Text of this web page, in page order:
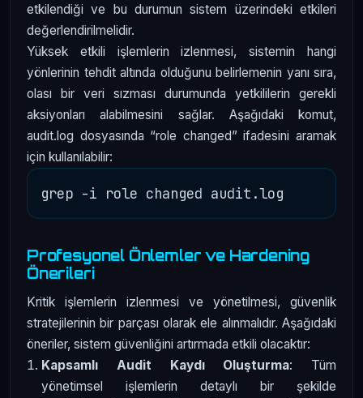
etkilendiği ve bu durumun sistem üzerindeki etkileri
değerlendirilmelidir.
Yüksek etkili işlemlerin izlenmesi, sistemin hangi
yönlerinin tehdit altında olduğunu belirlemenin yanı sıra,
olası bir veri sızması durumunda yetkililerin gerekli
aksiyonları alabilmesini sağlar. Aşağıdaki komut,
audit.log dosyasında “role changed” ifadesini aramak
için kullanılabilir:
Profesyonel Önlemler ve Hardening
Önerileri
Kritik işlemlerin izlenmesi ve yönetilmesi, güvenlik
stratejilerinin bir parçası olarak ele alınmalıdır. Aşağıdaki
öneriler, sistem güvenliğini artırmada etkili olacaktır:
Kapsamlı Audit Kaydı Oluşturma: Tüm
yönetimsel işlemlerin detaylı bir şekilde